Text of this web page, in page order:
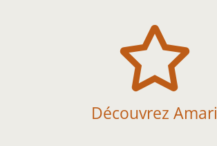

Découvrez Amari